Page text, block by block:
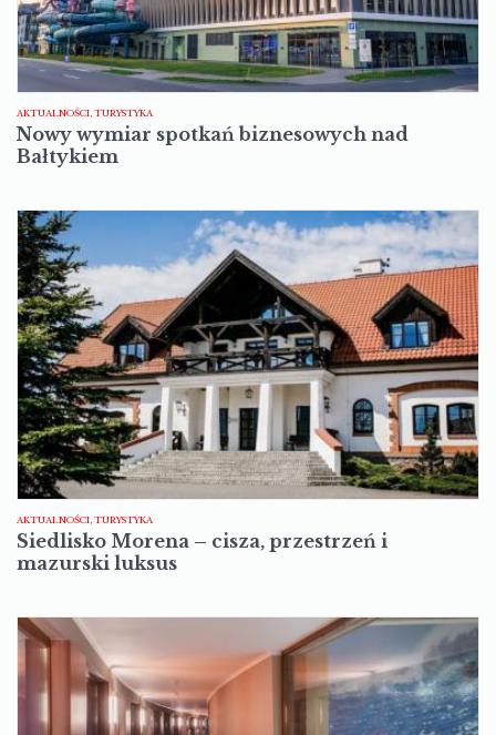
AKTUALNOŚCI, TURYSTYKA
Nowy wymiar spotkań biznesowych nad
Bałtykiem
AKTUALNOŚCI, TURYSTYKA
Siedlisko Morena – cisza, przestrzeń i
mazurski luksus